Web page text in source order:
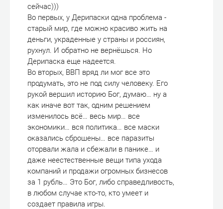
сейчас)))
Во первых, у Дерипаски одна проблема -
старый мир, где можно красиво жить на
деньги, украденные у страны и россиян,
рухнул. И обратно не вернёшься. Но
Дерипаска еще надеется.
Во вторых, ВВП вряд ли мог все это
продумать, это не под силу человеку. Его
рукой вершил историю Бог, думаю… ну а
как иначе вот так, одним решением
изменилось всё… весь мир… все
экономики… вся политика… все маски
оказались сброшены… все паразиты
оторвали жала и сбежали в панике… и
даже неестественные вещи типа ухода
компаний и продажи огромных бизнесов
за 1 рубль… Это Бог, либо справедливость,
в любом случае кто-то, кто умеет и
создает правила игры.